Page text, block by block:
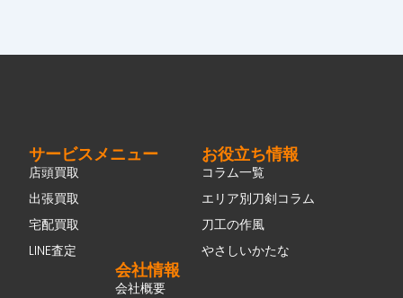
サービスメニュー
店頭買取
出張買取
宅配買取
LINE査定
お役立ち情報
コラム一覧
エリア別刀剣コラム
刀工の作風
やさしいかたな
会社情報
会社概要